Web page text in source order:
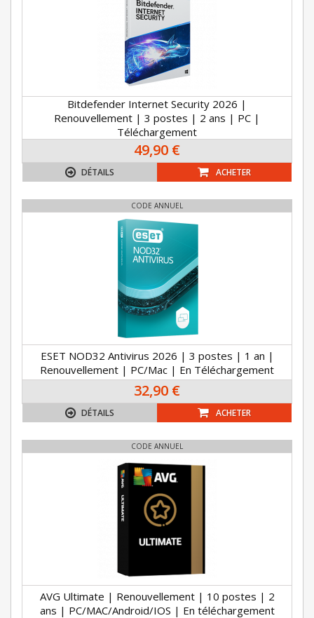
Bitdefender Internet Security 2026 |
Renouvellement | 3 postes | 2 ans | PC |
Téléchargement
49,90 €
DÉTAILS ACHETER
CODE ANNUEL
ESET NOD32 Antivirus 2026 | 3 postes | 1 an |
Renouvellement | PC/Mac | En Téléchargement
32,90 €
DÉTAILS ACHETER
CODE ANNUEL
AVG Ultimate | Renouvellement | 10 postes | 2
ans | PC/MAC/Android/IOS | En téléchargement